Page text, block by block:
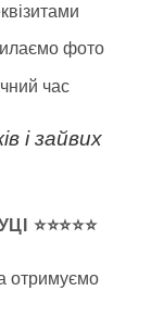
фото
час
і зайвих
отримуємо